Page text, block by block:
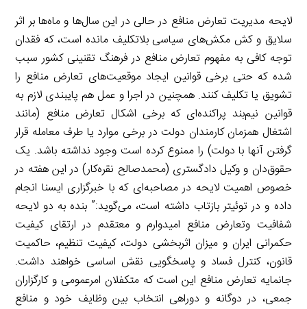
لایحه مدیریت تعارض منافع در حالی در این سال‌ها و ماه‌ها بر اثر
سلایق و کش مکش‌های سیاسی بلاتکلیف مانده است، که فقدان
توجه کافی به مفهوم تعارض منافع در فرهنگ تقنینی کشور سبب
شده که حتی برخی قوانین ایجاد موقعیت‌های تعارض منافع را
تشویق یا تکلیف کنند. همچنین در اجرا و عمل هم پایبندی لازم به
قوانین نیم‌بند پراکنده‌ای که برخی اشکال تعارض منافع (مانند
اشتغال همزمان کارمندان دولت در برخی موارد یا طرف معامله قرار
گرفتن آنها با دولت) را ممنوع کرده است وجود نداشته باشد. یک
حقوق‌دان و وکیل دادگستری (محمدصالح نقره‌کار) در این هفته در
خصوص اهمیت لایحه در مصاحبه‌ای که با خبرگزاری ایسنا انجام
داده و در توئیتر بازتاب داشته است، می‌گوید:” بنده به دو لایحه
شفافیت وتعارض منافع امیدوارم و معتقدم در ارتقای کیفیت
حکمرانی ایران و میزان اثربخشی دولت، کیفیت تنظیم، حاکمیت
قانون، کنترل فساد و پاسخگویی نقش اساسی خواهند داشت.
جانمایه تعارض منافع این است که متکفلان امرعمومی و کارگزاران
جمعی، در دوگانه و دوراهی انتخاب بین وظایف خود و منافع